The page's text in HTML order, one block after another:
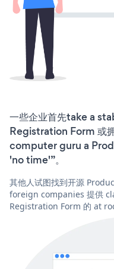
一些企业首先take a
Registration Form 或
computer guru a
'no time'”。
其他人试图找到开源
foreign companies 提供
Registration Form 的 at